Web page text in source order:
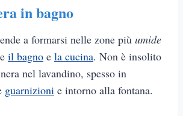
in bagno
a formarsi nelle zone più umide
il bagno e la cucina. Non è insolito
nel lavandino, spesso in
guarnizioni e intorno alla fontana.